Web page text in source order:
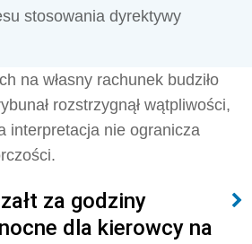
stosowania dyrektywy
na własny rachunek budziło
rozstrzygnął wątpliwości,
interpretacja nie ogranicza
za godziny
dla kierowcy na